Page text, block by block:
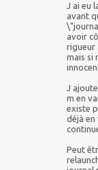
J ai eu
avant
avoir
rigueur
mais si
J
m en
existe
déjà en
Peut